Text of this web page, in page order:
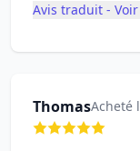
Avis traduit -
ThomasAcheté